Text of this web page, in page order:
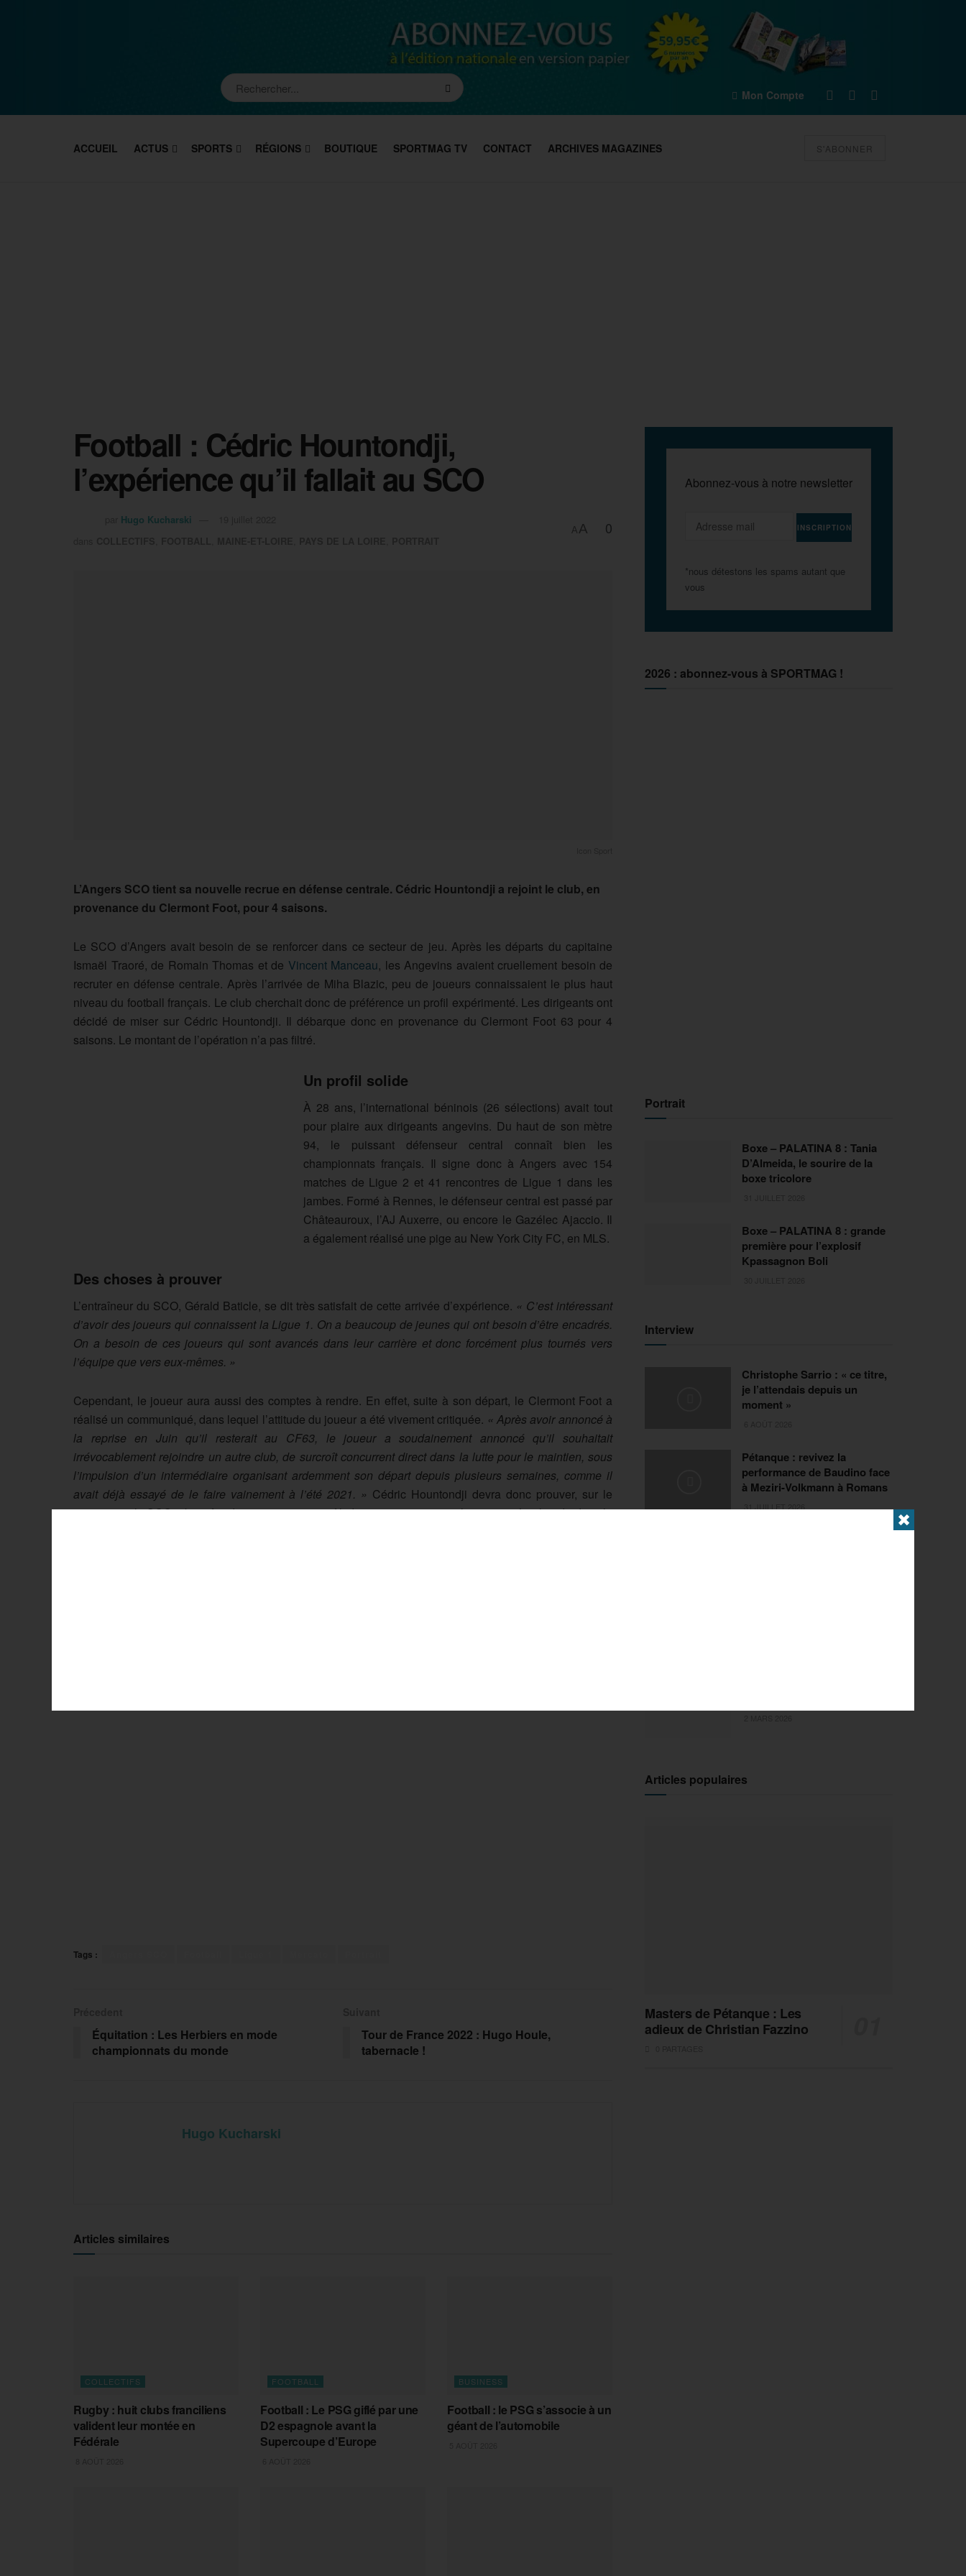
Mon Compte
ACCUEIL ACTUS SPORTS RÉGIONS BOUTIQUE SPORTMAG TV CONTACT ARCHIVES MAGAZINES S'ABONNER
Football : Cédric Hountondji,
l’expérience qu’il fallait au SCO
Hugo Kucharski
A A 0
L’Angers SCO tient sa nouvelle recrue en défense centrale. Cédric Hountondji a rejoint le club, en
provenance du Clermont Foot, pour 4 saisons.
Le SCO d’Angers avait besoin de se renforcer dans ce secteur de jeu. Après les départs du capitaine
Ismaël Traoré, de Romain Thomas et de Vincent Manceau, les Angevins avaient cruellement besoin de
recruter en défense centrale. Après l’arrivée de Miha Blazic, peu de joueurs connaissaient le plus haut
niveau du football français. Le club cherchait donc de préférence un profil expérimenté. Les dirigeants ont
décidé de miser sur Cédric Hountondji. Il débarque donc en provenance du Clermont Foot 63 pour 4
saisons. Le montant de l’opération n’a pas filtré.
Un profil solide
À 28 ans, l’international béninois (26 sélections) avait tout
pour plaire aux dirigeants angevins. Du haut de son mètre
94, le puissant défenseur central connaît bien les
championnats français. Il signe donc à Angers avec 154
matches de Ligue 2 et 41 rencontres de Ligue 1 dans les
jambes. Formé à Rennes, le défenseur central est passé par
Châteauroux, l’AJ Auxerre, ou encore le Gazélec Ajaccio. Il
a également réalisé une pige au New York City FC, en MLS.
Des choses à prouver
L’entraîneur du SCO, Gérald Baticle, se dit très satisfait de cette arrivée d’expérience. « C’est intéressant
d’avoir des joueurs qui connaissent la Ligue 1. On a beaucoup de jeunes qui ont besoin d’être encadrés.
On a besoin de ces joueurs qui sont avancés dans leur carrière et donc forcément plus tournés vers
l’équipe que vers eux-mêmes. »
Cependant, le joueur aura aussi des comptes à rendre. En effet, suite à son départ, le Clermont Foot a
réalisé un communiqué, dans lequel l’attitude du joueur a été vivement critiquée. « Après avoir annoncé à
la reprise en Juin qu’il resterait au CF63, le joueur a soudainement annoncé qu’il souhaitait
irrévocablement rejoindre un autre club, de surcroît concurrent direct dans la lutte pour le maintien, sous
l’impulsion d’un intermédiaire organisant ardemment son départ depuis plusieurs semaines, comme il
avait déjà essayé de le faire vainement à l’été 2021. » Cédric Hountondji devra donc prouver, sur le
terrain, que le SCO a bien fait de miser sur son profil, dans une saison qui s’annonce très chaude dans la
Tags :
Équitation : Les Herbiers en mode
championnats du monde
Tour de France 2022 : Hugo Houle,
tabernacle !
Hugo Kucharski
Articles similaires
COLLECTIFS
Rugby : huit clubs franciliens
valident leur montée en
Fédérale
FOOTBALL
Football : Le PSG giflé par une
D2 espagnole avant la
Supercoupe d’Europe
BUSINESS
Football : le PSG s’associe à un
géant de l’automobile
Abonnez-vous à notre newsletter
*nous détestons les spams autant que
vous
2026 : abonnez-vous à SPORTMAG !
Portrait
Boxe – PALATINA 8 : Tania
D’Almeida, le sourire de la
boxe tricolore
Boxe – PALATINA 8 : grande
première pour l’explosif
Kpassagnon Boli
Interview
Christophe Sarrio : « ce titre,
je l’attendais depuis un
moment »
Pétanque : revivez la
performance de Baudino face
à Meziri-Volkmann à Romans
31 JUILLET 2026
Articles populaires
Masters de Pétanque : Les
adieux de Christian Fazzino
✖